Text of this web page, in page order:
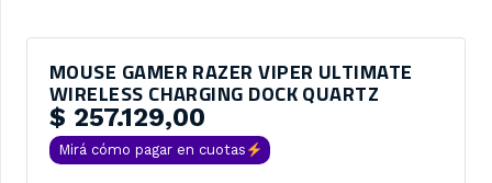
MOUSE GAMER RAZER VIPER ULTIMATE
WIRELESS CHARGING DOCK QUARTZ
$ 257.129,00
Mirá cómo pagar en cuotas